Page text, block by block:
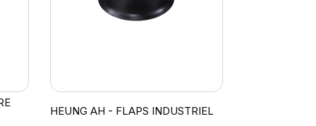
HEUNG AH - FLAPS INDUSTRIEL